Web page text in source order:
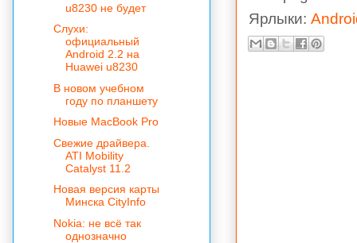
Ярлыки:
u8230 не будет
Слухи:
официальный
Android 2.2 на
Huawei u8230
В новом учебном
году по планшету
Новые MacBook Pro
Cвежие драйвера.
ATI Mobility
Catalyst 11.2
Новая версия карты
Минска CityInfo
Nokia: не всё так
однозначно